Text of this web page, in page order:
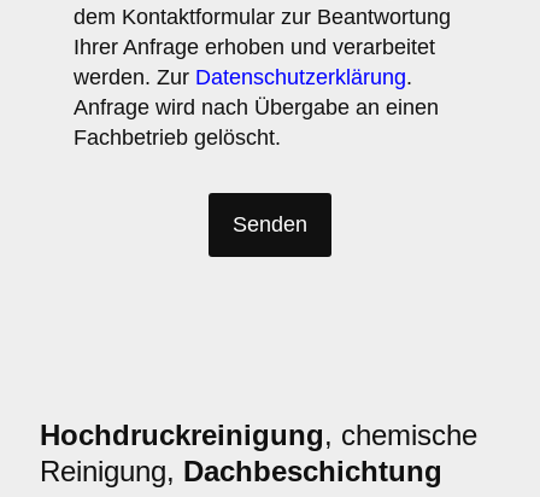
dem Kontaktformular zur Beantwortung
Ihrer Anfrage erhoben und verarbeitet
werden. Zur Datenschutzerklärung.
Anfrage wird nach Übergabe an einen
Fachbetrieb gelöscht.
Hochdruckreinigung, chemische
Reinigung, Dachbeschichtung